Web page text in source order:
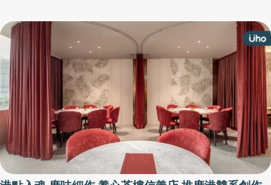
費滿 $1,000，即可獲贈一份必點第一名經典港味料理--干炒牛河
（贈品以現場供應為準）。 圖/三月YACHE會員日。兩檔「滿千贈指
定菜色」。3/9 是煎餅日。(養心集團提供)
食」與「養心沙龍」，將精湛的跨國界廚藝融入健康蔬食。目前買
氣沸騰，其中「養心沙龍」年菜組首波已售罄，呼籲喜愛蔬食的饕
客，務必把握最後機會預訂其他熱門套組。 【養心茶樓：富貴年菜
套組】跨越傳統與創新的港式饗宴 養心茶樓今年主打的「富貴年菜
套組」，匯集了店內最具代表性的功夫大菜與經典港點。其中最受
矚目的「一品松茸佛跳牆」，以頂級松茸與多種珍貴蕈菇慢火熬
燉，湯頭濃郁清甜；「蟲草花松露獅子頭」則巧妙融合中式手打技
藝與西式松露香氣，口感紮實。 主食部分包含鍋氣十足的「香芋蕈
菇上海菜飯」，以及寓意招財的「旺來咬金蜜雙方」。此外，套組
更內含兩款經典「港點雙拼」，從皮薄多汁的鮮蔬小籠包到香氣撲
鼻的蘿蔔絲酥餅應有盡有。餐後則以象徵年年高升的「圓滿福禮